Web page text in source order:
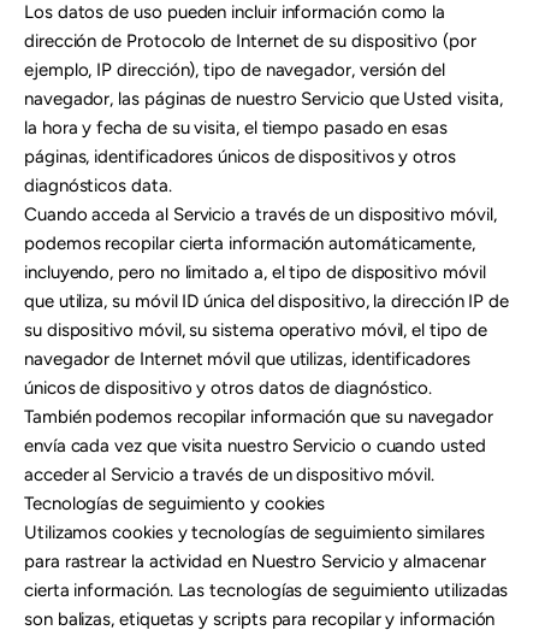
Los datos de uso pueden incluir información como la
dirección de Protocolo de Internet de su dispositivo (por
ejemplo, IP dirección), tipo de navegador, versión del
navegador, las páginas de nuestro Servicio que Usted visita,
la hora y fecha de su visita, el tiempo pasado en esas
páginas, identificadores únicos de dispositivos y otros
diagnósticos data.
Cuando acceda al Servicio a través de un dispositivo móvil,
podemos recopilar cierta información automáticamente,
incluyendo, pero no limitado a, el tipo de dispositivo móvil
que utiliza, su móvil ID única del dispositivo, la dirección IP de
su dispositivo móvil, su sistema operativo móvil, el tipo de
navegador de Internet móvil que utilizas, identificadores
únicos de dispositivo y otros datos de diagnóstico.
También podemos recopilar información que su navegador
envía cada vez que visita nuestro Servicio o cuando usted
acceder al Servicio a través de un dispositivo móvil.
Tecnologías de seguimiento y cookies
Utilizamos cookies y tecnologías de seguimiento similares
para rastrear la actividad en Nuestro Servicio y almacenar
cierta información. Las tecnologías de seguimiento utilizadas
son balizas, etiquetas y scripts para recopilar y información